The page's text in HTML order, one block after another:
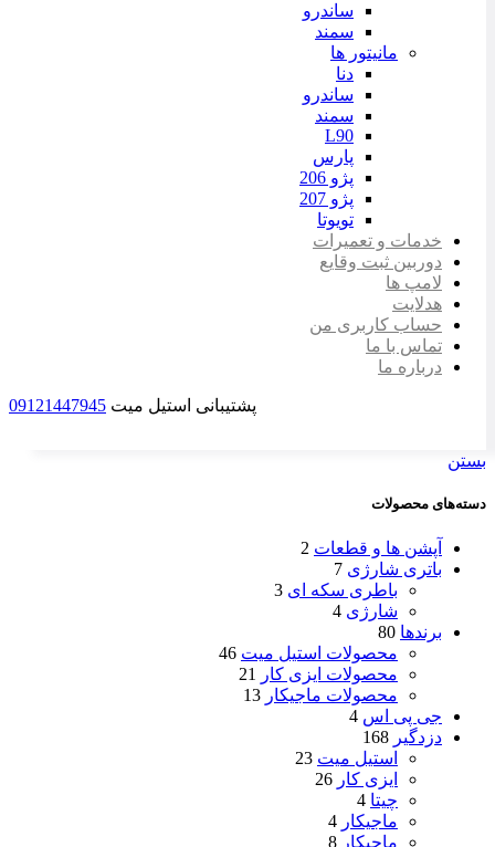
ساندرو
سمند
مانیتور ها
دنا
ساندرو
سمند
L90
پارس
پژو 206
پژو 207
تویوتا
خدمات و تعمیرات
دوربین ثبت وقایع
لامپ ها
هدلایت
حساب کاربری من
تماس با ما
درباره ما
پشتیبانی استیل میت 09121447945
بستن
دسته‌های محصولات
آپشن ها و قطعات 2
باتری شارژی 7
باطری سکه ای 3
شارژی 4
برندها 80
محصولات استیل میت 46
محصولات ایزی کار
21
محصولات ماجیکار 13
جی پی اس 4
دزدگیر 168
استیل میت 23
ایزی کار 26
چیتا 4
ماجیکار 4
ماجیکار 8